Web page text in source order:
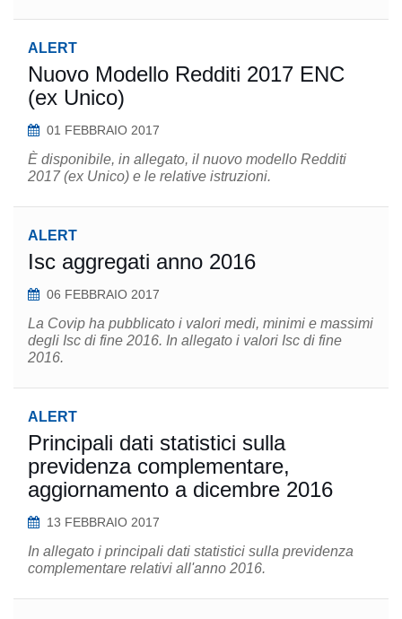
ALERT
Nuovo Modello Redditi 2017 ENC
(ex Unico)
01 FEBBRAIO 2017
È disponibile, in allegato, il nuovo modello Redditi
2017 (ex Unico) e le relative istruzioni.
ALERT
Isc aggregati anno 2016
06 FEBBRAIO 2017
La Covip ha pubblicato i valori medi, minimi e massimi
degli Isc di fine 2016. In allegato i valori Isc di fine
ALERT
Principali dati statistici sulla
previdenza complementare,
aggiornamento a dicembre 2016
13 FEBBRAIO 2017
In allegato i principali dati statistici sulla previdenza
complementare relativi all'anno 2016.